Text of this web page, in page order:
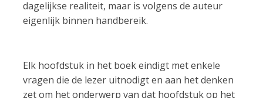
dagelijkse realiteit, maar is volgens de auteur
eigenlijk binnen handbereik.
Elk hoofdstuk in het boek eindigt met enkele
vragen die de lezer uitnodigt en aan het denken
zet om het onderwerp van dat hoofdstuk op het